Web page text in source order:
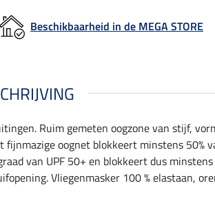
Beschikbaarheid in de MEGA STORE
Ruim gemeten oogzone van stijf,
oognet blokkeert minstens 50%
van UPF 50+ en blokkeert dus
Vliegenmasker 100 % elastaan,